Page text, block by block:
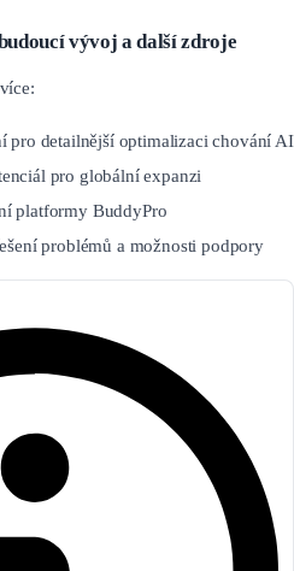
vývoj a další zdroje
pro detailnější optimalizaci chování AI
pro globální expanzi
platformy BuddyPro
problémů a možnosti podpory